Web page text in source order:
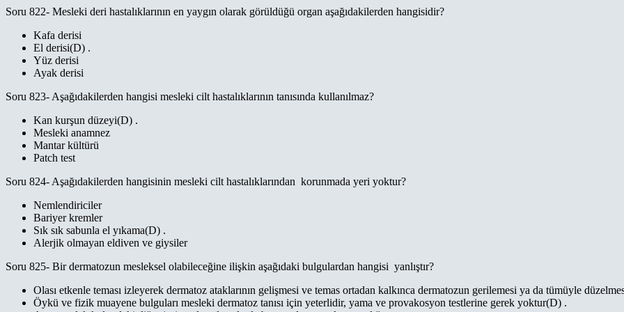
Soru 822- Mesleki deri hastalıklarının en yaygın olarak görüldüğü organ aşağıdakilerden hangisidir?
Kafa derisi
El derisi(D) .
Yüz derisi
Ayak derisi
Soru 823- Aşağıdakilerden hangisi mesleki cilt hastalıklarının tanısında kullanılmaz?
Kan kurşun düzeyi(D) .
Mesleki anamnez
Mantar kültürü
Patch test
Soru 824- Aşağıdakilerden hangisinin mesleki cilt hastalıklarından korunmada yeri yoktur?
Nemlendiriciler
Bariyer kremler
Sık sık sabunla el yıkama(D) .
Alerjik olmayan eldiven ve giysiler
Soru 825- Bir dermatozun mesleksel olabileceğine ilişkin aşağıdaki bulgulardan hangisi yanlıştır?
Olası etkenle teması izleyerek dermatoz ataklarının gelişmesi ve temas ortadan kalkınca dermatozun gerilemesi ya da tümüyle
Öykü ve fizik muayene bulguları mesleki dermatoz tanısı için yeterlidir, yama ve provakosyon testlerine gerek yoktur(D) .